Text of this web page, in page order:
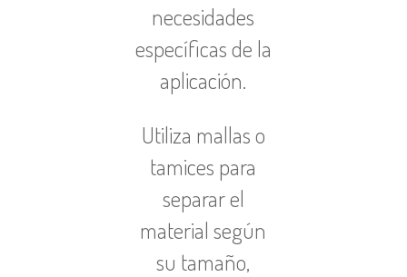
necesidades
específicas de la
aplicación.
Utiliza mallas o
tamices para
separar el
material según
su tamaño,